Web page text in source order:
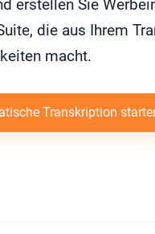
erstellen Sie
die aus Ihrem
macht.
Transkription